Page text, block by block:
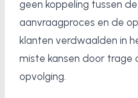
geen koppeling tussen
aanvraagproces en de
klanten verdwaalden in
miste kansen door trage
opvolging.